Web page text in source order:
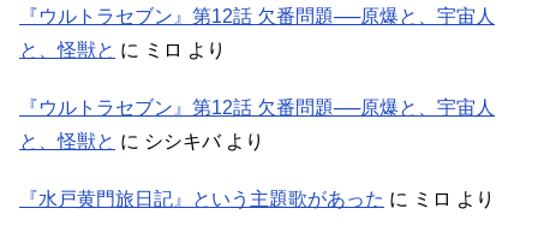
『ウルトラセブン』第12話 欠番問題──原爆と、宇宙人
と、怪獣と に ミロ より
『ウルトラセブン』第12話 欠番問題──原爆と、宇宙人
と、怪獣と に シシキバより
『水戸黄門旅日記』という主題歌があった に ミロ より